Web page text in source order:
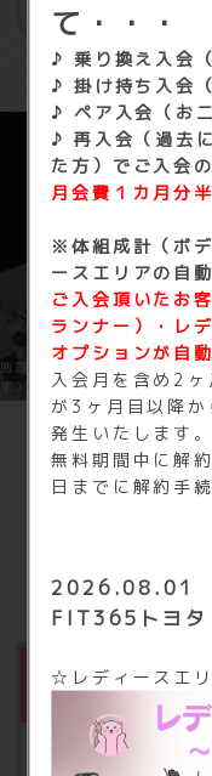
施設内を3Dで見学できます
す）
FIT365
月会費
月
て・・・
♪ 乗り換え入会
♪ 掛け持ち入会
♪ ペア入会（お
♪ 再入会（過去
た方）でご入会
月会費１カ月分
※体組成計（ボ
ースエリアの自
ご入会頂いたお
ランナー）
・レ
オプションが自
入会月を含め2
が3ヶ月目以降
発生いたします。
無料期間中に解
日までに解約手
2026.08.01
FIT365トヨ
☆レディースエ